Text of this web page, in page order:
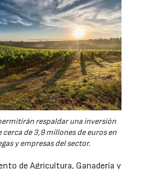
respaldar una inversión
cerca de 3,9 millones de euros en
y empresas del sector.
de Agricultura, Ganadería y